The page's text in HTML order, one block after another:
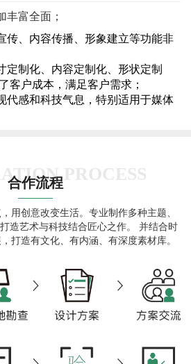
丰富全面；
传、内容传播、形象建立等功能非
定制化、内容定制化、形状定制
客户成本 ， 满足客户需求 ；
代感和科技气息，特别适用于媒体
PROCESS
合作流程
用创意改变生活。专业制作多种主题、
造艺术与科技结合匠心之作。 并结合时
打造有文化、有内涵、有深度素材库。